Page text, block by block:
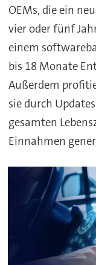
OEMs, die ein
vier oder fünf
einem
bis 18 Monate
Außerdem
sie durch
gesamten
Einnahmen